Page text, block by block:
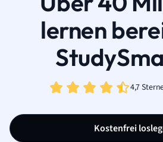
lernen
4,7
Kostenfrei